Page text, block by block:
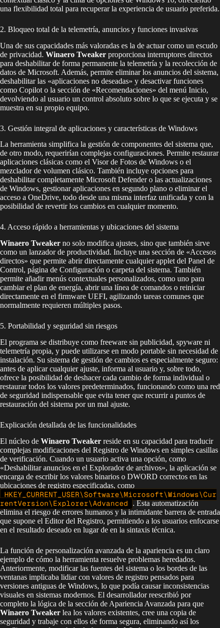
una flexibilidad total para recuperar la experiencia de usuario preferida.
2. Bloqueo total de la telemetría, anuncios y funciones invasivas
Una de sus capacidades más valoradas es la de actuar como un escudo
de privacidad. Winaero Tweaker proporciona interruptores directos
para deshabilitar de forma permanente la telemetría y la recolección de
datos de Microsoft. Además, permite eliminar los anuncios del sistema,
deshabilitar las «aplicaciones no deseadas» y desactivar funciones
como Copilot o la sección de «Recomendaciones» del menú Inicio,
devolviendo al usuario un control absoluto sobre lo que se ejecuta y se
muestra en su propio equipo.
3. Gestión integral de aplicaciones y características de Windows
La herramienta simplifica la gestión de componentes del sistema que,
de otro modo, requerirían complejas configuraciones. Permite restaurar
aplicaciones clásicas como el Visor de Fotos de Windows o el
mezclador de volumen clásico. También incluye opciones para
deshabilitar completamente Microsoft Defender o las actualizaciones
de Windows, gestionar aplicaciones en segundo plano o eliminar el
acceso a OneDrive, todo desde una misma interfaz unificada y con la
posibilidad de revertir los cambios en cualquier momento.
4. Acceso rápido a herramientas y ubicaciones del sistema
Winaero Tweaker no solo modifica ajustes, sino que también sirve
como un lanzador de productividad. Incluye una sección de «Accesos
directos» que permite abrir directamente cualquier applet del Panel de
Control, página de Configuración o carpeta del sistema. También
permite añadir menús contextuales personalizados, como uno para
cambiar el plan de energía, abrir una línea de comandos o reiniciar
directamente en el firmware UEFI, agilizando tareas comunes que
normalmente requieren múltiples pasos.
5. Portabilidad y seguridad sin riesgos
El programa se distribuye como freeware sin publicidad, spyware ni
telemetría propia, y puede utilizarse en modo portable sin necesidad de
instalación. Su sistema de gestión de cambios es especialmente seguro:
antes de aplicar cualquier ajuste, informa al usuario y, sobre todo,
ofrece la posibilidad de deshacer cada cambio de forma individual o
restaurar todos los valores predeterminados, funcionando como una red
de seguridad indispensable que evita tener que recurrir a puntos de
restauración del sistema por un mal ajuste.
Explicación detallada de las funcionalidades
El núcleo de Winaero Tweaker reside en su capacidad para traducir
complejas modificaciones del Registro de Windows en simples casillas
de verificación. Cuando un usuario activa una opción, como
«Deshabilitar anuncios en el Explorador de archivos», la aplicación se
encarga de escribir los valores binarios o DWORD correctos en las
ubicaciones de registro especificadas, como
HKEY_CURRENT_USER\Software\Microsoft\Windows\Cur
rentVersion\Explorer\Advanced . Esta automatización
elimina el riesgo de errores humanos y la intimidante barrera de entrada
que supone el Editor del Registro, permitiendo a los usuarios enfocarse
en el resultado deseado en lugar de en la sintaxis técnica.
La función de personalización avanzada de la apariencia es un claro
ejemplo de cómo la herramienta resuelve problemas heredados.
Anteriormente, modificar las fuentes del sistema o los bordes de las
ventanas implicaba lidiar con valores de registro pensados para
versiones antiguas de Windows, lo que podía causar inconsistencias
visuales en sistemas modernos. El desarrollador reescribió por
completo la lógica de la sección de Apariencia Avanzada para que
Winaero Tweaker lea los valores existentes, cree una copia de
seguridad y trabaje con ellos de forma segura, eliminando así los